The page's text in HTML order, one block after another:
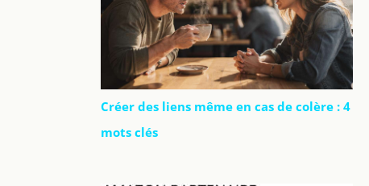
Créer des liens même en cas de colère : 4
mots clés